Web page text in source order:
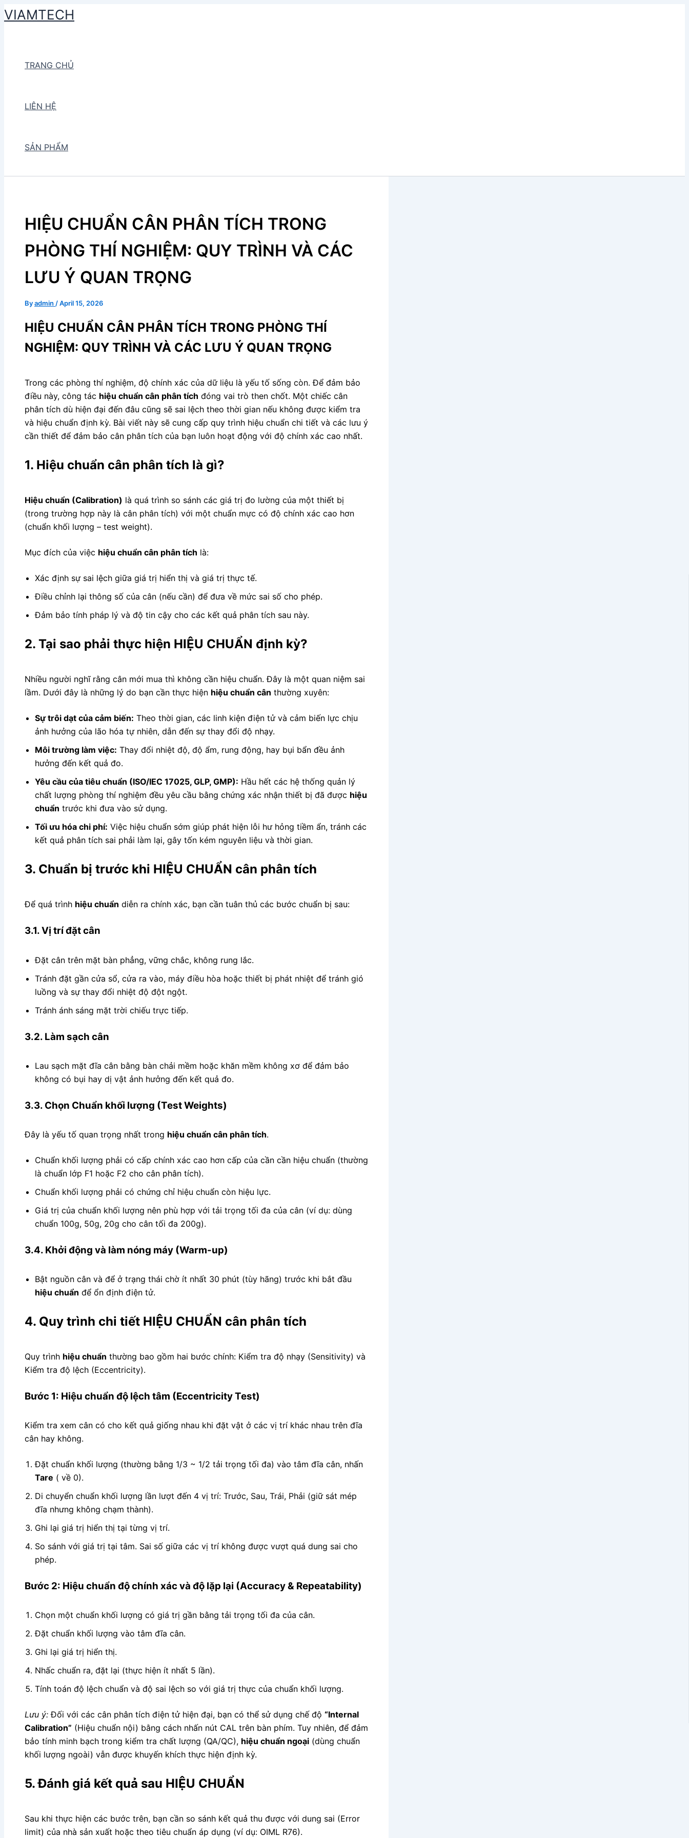
Skip
to
VIAMTECH
TRANG CHỦ
LIÊN HỆ
SẢN PHẨM
HIỆU CHUẨN CÂN PHÂN TÍCH TRONG
PHÒNG THÍ NGHIỆM: QUY TRÌNH VÀ CÁC
LƯU Ý QUAN TRỌNG
Byadmin /April 15, 2026
HIỆU CHUẨN CÂN PHÂN TÍCH TRONG PHÒNG THÍ
NGHIỆM: QUY TRÌNH VÀ CÁC LƯU Ý QUAN TRỌNG
Trong các phòng thí nghiệm, độ chính xác của dữ liệu là yếu tố sống còn. Để đảm bảo
điều này, công tác hiệu chuẩn cân phân tích đóng vai trò then chốt. Một chiếc cân
phân tích dù hiện đại đến đâu cũng sẽ sai lệch theo thời gian nếu không được kiểm tra
và hiệu chuẩn định kỳ. Bài viết này sẽ cung cấp quy trình hiệu chuẩn chi tiết và các lưu ý
cần thiết để đảm bảo cân phân tích của bạn luôn hoạt động với độ chính xác cao nhất.
1. Hiệu chuẩn cân phân tích là gì?
Hiệu chuẩn (Calibration) là quá trình so sánh các giá trị đo lường của một thiết bị
(trong trường hợp này là cân phân tích) với một chuẩn mực có độ chính xác cao hơn
(chuẩn khối lượng – test weight).
Mục đích của việc hiệu chuẩn cân phân tích là:
Xác định sự sai lệch giữa giá trị hiển thị và giá trị thực tế.
Điều chỉnh lại thông số của cân (nếu cần) để đưa về mức sai số cho phép.
Đảm bảo tính pháp lý và độ tin cậy cho các kết quả phân tích sau này.
2. Tại sao phải thực hiện HIỆU CHUẨN định kỳ?
Nhiều người nghĩ rằng cân mới mua thì không cần hiệu chuẩn. Đây là một quan niệm sai
lầm. Dưới đây là những lý do bạn cần thực hiện hiệu chuẩn cân thường xuyên:
Sự trôi dạt của cảm biến: Theo thời gian, các linh kiện điện tử và cảm biến lực chịu
ảnh hưởng của lão hóa tự nhiên, dẫn đến sự thay đổi độ nhạy.
Môi trường làm việc: Thay đổi nhiệt độ, độ ẩm, rung động, hay bụi bẩn đều ảnh
hưởng đến kết quả đo.
Yêu cầu của tiêu chuẩn (ISO/IEC 17025, GLP, GMP): Hầu hết các hệ thống quản lý
chất lượng phòng thí nghiệm đều yêu cầu bằng chứng xác nhận thiết bị đã được hiệu
chuẩn trước khi đưa vào sử dụng.
Tối ưu hóa chi phí: Việc hiệu chuẩn sớm giúp phát hiện lỗi hư hỏng tiềm ẩn, tránh các
kết quả phân tích sai phải làm lại, gây tốn kém nguyên liệu và thời gian.
3. Chuẩn bị trước khi HIỆU CHUẨN cân phân tích
Để quá trình hiệu chuẩn diễn ra chính xác, bạn cần tuân thủ các bước chuẩn bị sau:
3.1. Vị trí đặt cân
Đặt cân trên mặt bàn phẳng, vững chắc, không rung lắc.
Tránh đặt gần cửa sổ, cửa ra vào, máy điều hòa hoặc thiết bị phát nhiệt để tránh gió
luồng và sự thay đổi nhiệt độ đột ngột.
Tránh ánh sáng mặt trời chiếu trực tiếp.
3.2. Làm sạch cân
Lau sạch mặt đĩa cân bằng bàn chải mềm hoặc khăn mềm không xơ để đảm bảo
không có bụi hay dị vật ảnh hưởng đến kết quả đo.
3.3. Chọn Chuẩn khối lượng (Test Weights)
Đây là yếu tố quan trọng nhất trong hiệu chuẩn cân phân tích.
Chuẩn khối lượng phải có cấp chính xác cao hơn cấp của cần cần hiệu chuẩn (thường
là chuẩn lớp F1 hoặc F2 cho cân phân tích).
Chuẩn khối lượng phải có chứng chỉ hiệu chuẩn còn hiệu lực.
Giá trị của chuẩn khối lượng nên phù hợp với tải trọng tối đa của cân (ví dụ: dùng
chuẩn 100g, 50g, 20g cho cân tối đa 200g).
3.4. Khởi động và làm nóng máy (Warm-up)
Bật nguồn cân và để ở trạng thái chờ ít nhất 30 phút (tùy hãng) trước khi bắt đầu
hiệu chuẩn để ổn định điện tử.
4. Quy trình chi tiết HIỆU CHUẨN cân phân tích
Quy trình hiệu chuẩn thường bao gồm hai bước chính: Kiểm tra độ nhạy (Sensitivity) và
Kiểm tra độ lệch (Eccentricity).
Bước 1: Hiệu chuẩn độ lệch tâm (Eccentricity Test)
Kiểm tra xem cân có cho kết quả giống nhau khi đặt vật ở các vị trí khác nhau trên đĩa
cân hay không.
Đặt chuẩn khối lượng (thường bằng 1/3 ~ 1/2 tải trọng tối đa) vào tâm đĩa cân, nhấn
Tare ( về 0).
Di chuyển chuẩn khối lượng lần lượt đến 4 vị trí: Trước, Sau, Trái, Phải (giữ sát mép
đĩa nhưng không chạm thành).
Ghi lại giá trị hiển thị tại từng vị trí.
So sánh với giá trị tại tâm. Sai số giữa các vị trí không được vượt quá dung sai cho
phép.
Bước 2: Hiệu chuẩn độ chính xác và độ lặp lại (Accuracy & Repeatability)
Chọn một chuẩn khối lượng có giá trị gần bằng tải trọng tối đa của cân.
Đặt chuẩn khối lượng vào tâm đĩa cân.
Ghi lại giá trị hiển thị.
Nhấc chuẩn ra, đặt lại (thực hiện ít nhất 5 lần).
Tính toán độ lệch chuẩn và độ sai lệch so với giá trị thực của chuẩn khối lượng.
Lưu ý: Đối với các cân phân tích điện tử hiện đại, bạn có thể sử dụng chế độ “Internal
Calibration” (Hiệu chuẩn nội) bằng cách nhấn nút CAL trên bàn phím. Tuy nhiên, để đảm
bảo tính minh bạch trong kiểm tra chất lượng (QA/QC), hiệu chuẩn ngoại (dùng chuẩn
khối lượng ngoài) vẫn được khuyến khích thực hiện định kỳ.
5. Đánh giá kết quả sau HIỆU CHUẨN
Sau khi thực hiện các bước trên, bạn cần so sánh kết quả thu được với dung sai (Error
limit) của nhà sản xuất hoặc theo tiêu chuẩn áp dụng (ví dụ: OIML R76).